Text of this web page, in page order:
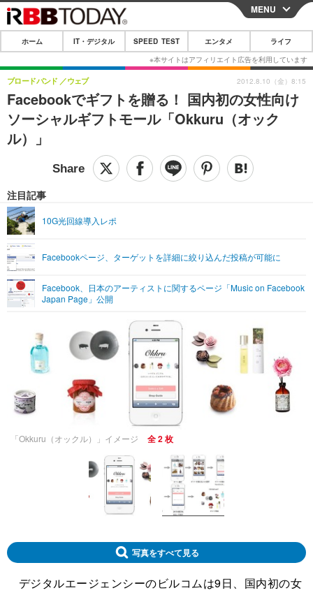
CLOSE
ホーム
IT・デジタル
IT・デジタルTOP スマートフォン
ガジェット・ツール
ショッピング その他
SPEED TEST
エンタメ
エンタメTOP 映画・ドラマ
音楽
ペット
リリース一覧
プッシュ通知の停止方法
MENU
ホーム IT・デジタル SPEED TEST エンタメ ライフ
Facebookでギフトを贈る！ 国内初の女性向け
ソーシャルギフトモール「Okkuru（オック
ル）」
ブロードバンド ウェブ
注目記事
10G光回線導入レポ
Facebookページ、ターゲットを詳細に絞り込んだ投稿が可能に
Facebook、日本のアーティストに関するページ「Music on Facebook
Japan Page」公開
2012.8.10（金）8:15
「Okkuru（オックル）」イメージ 全 2 枚
写真をすべて見る
デジタルエージェンシーのビルコムは9日、国内初の女